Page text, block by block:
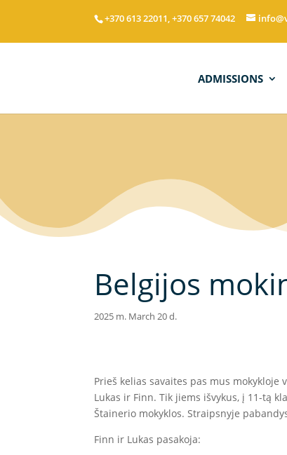
+370 613 22011, +370 657 74042
ADMISSIONS
Belgijos
2025 m. March 20 d.
Prieš kelias savaites pas mus
Lukas ir Finn. Tik jiems išvykus, į 11-tą
Štainerio mokyklos. Straipsnyje
Finn ir Lukas pasakoja: